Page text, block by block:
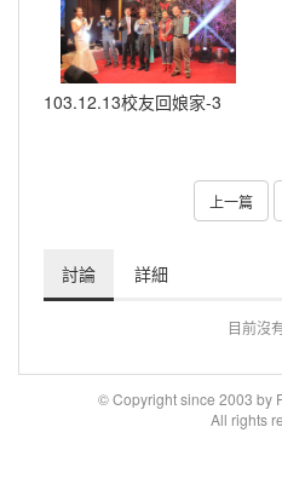
103.12.13校友回娘家-3
上一篇
討論 詳細
目前沒
© Copyright since 2003 by
All rights